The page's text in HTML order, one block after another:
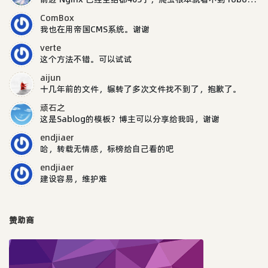
ComBox
我也在用帝国CMS系统。谢谢
verte
这个方法不错。可以试试
aijun
十几年前的文件，辗转了多次文件找不到了，抱歉了。
顽石之
这是Sablog的模板？博主可以分享给我吗，谢谢
endjiaer
哈，转载无情感，标榜给自己看的吧
endjiaer
建设容易，维护难
赞助商